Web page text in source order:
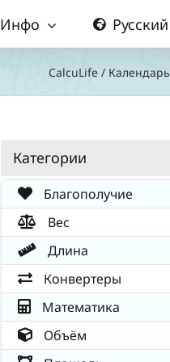
Инфо Русский
CalcuLife / Календарь
Категории
Благополучие
Вес
Длина
Конвертеры
Математика
Объём